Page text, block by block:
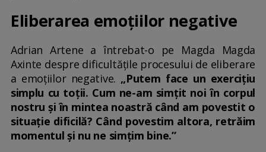
Eliberarea emoțiilor negative
Adrian Artene a întrebat-o pe Magda Magda
Axinte despre dificultățile procesului de eliberare
a emoțiilor negative. „Putem face un exercițiu
simplu cu toții. Cum ne-am simțit noi în corpul
nostru și în mintea noastră când am povestit o
situație dificilă? Când povestim altora, retrăim
momentul și nu ne simțim bine.”